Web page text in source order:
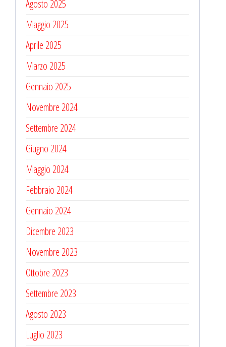
Agosto 2025
Maggio 2025
Aprile 2025
Marzo 2025
Gennaio 2025
Novembre 2024
Settembre 2024
Giugno 2024
Maggio 2024
Febbraio 2024
Gennaio 2024
Dicembre 2023
Novembre 2023
Ottobre 2023
Settembre 2023
Agosto 2023
Luglio 2023